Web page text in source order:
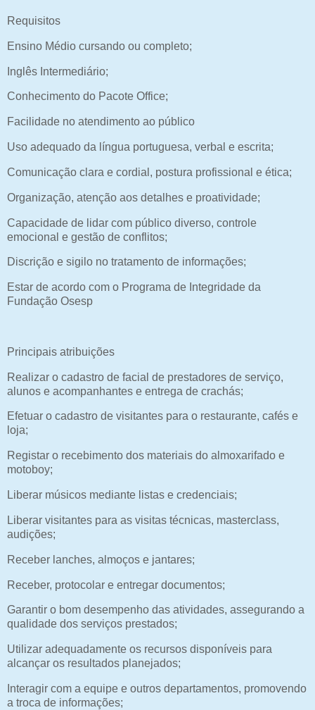
Requisitos
Ensino Médio cursando ou completo;
Inglês Intermediário;
Conhecimento do Pacote Office;
Facilidade no atendimento ao público
Uso adequado da língua portuguesa, verbal e escrita;
Comunicação clara e cordial, postura profissional e ética;
Organização, atenção aos detalhes e proatividade;
Capacidade de lidar com público diverso, controle
emocional e gestão de conflitos;
Discrição e sigilo no tratamento de informações;
Estar de acordo com o Programa de Integridade da
Fundação Osesp
Principais atribuições
Realizar o cadastro de facial de prestadores de serviço,
alunos e acompanhantes e entrega de crachás;
Efetuar o cadastro de visitantes para o restaurante, cafés e
loja;
Registar o recebimento dos materiais do almoxarifado e
motoboy;
Liberar músicos mediante listas e credenciais;
Liberar visitantes para as visitas técnicas, masterclass,
audições;
Receber lanches, almoços e jantares;
Receber, protocolar e entregar documentos;
Garantir o bom desempenho das atividades, assegurando a
qualidade dos serviços prestados;
Utilizar adequadamente os recursos disponíveis para
alcançar os resultados planejados;
Interagir com a equipe e outros departamentos, promovendo
a troca de informações;